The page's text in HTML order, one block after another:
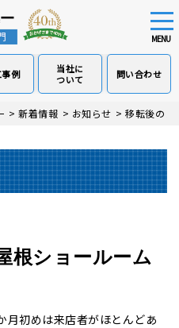
MENU
例
当社に
ついて
問い合わせ
> 新着情報 > お知らせ > 移転後の１
根ショールーム
月初めは来店者がほとんどあ